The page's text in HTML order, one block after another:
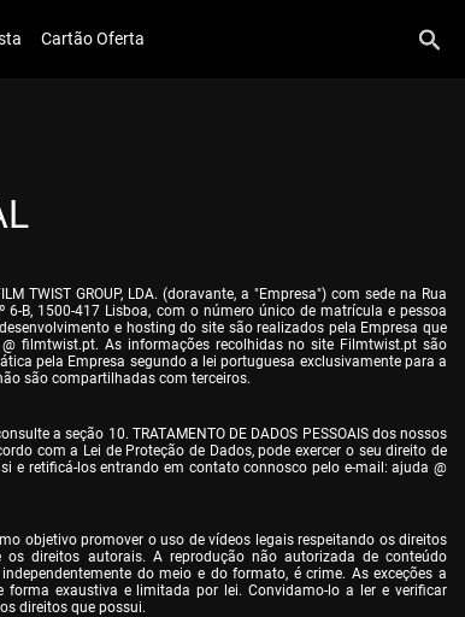
Cartão Oferta
TWIST GROUP, LDA. (doravante, a "Empresa") com sede na Rua
6-B, 1500-417 Lisboa, com o número único de matrícula e pessoa
e hosting do site são realizados pela Empresa que
filmtwist.pt. As informações recolhidas no site Filmtwist.pt são
pela Empresa segundo a lei portuguesa exclusivamente para a
são compartilhadas com terceiros.
a seção 10. TRATAMENTO DE DADOS PESSOAIS dos nossos
com a Lei de Proteção de Dados, pode exercer o seu direito de
e retificá-los entrando em contato connosco pelo e-mail: ajuda @
objetivo promover o uso de vídeos legais respeitando os direitos
os direitos autorais. A reprodução não autorizada de conteúdo
do meio e do formato, é crime. As exceções a
forma exaustiva e limitada por lei. Convidamo-lo a ler e verificar
direitos que possui.